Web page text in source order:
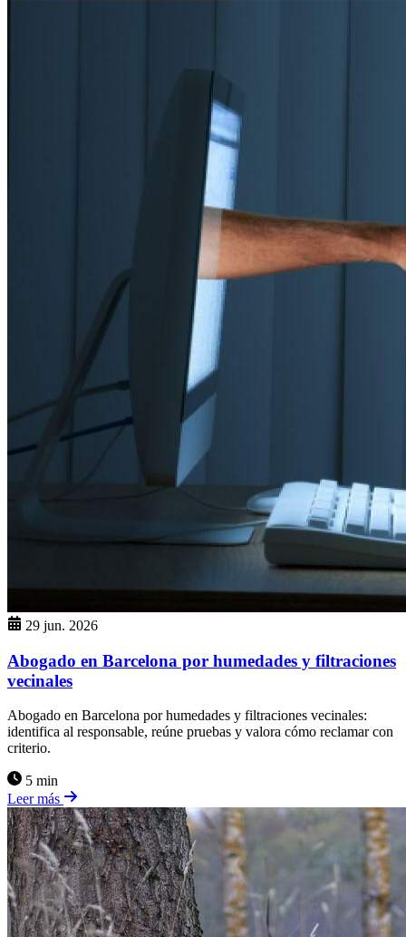
29 jun. 2026
Abogado en Barcelona por humedades y filtraciones
vecinales
Abogado en Barcelona por humedades y filtraciones vecinales:
identifica al responsable, reúne pruebas y valora cómo reclamar con
criterio.
5 min
Leer más